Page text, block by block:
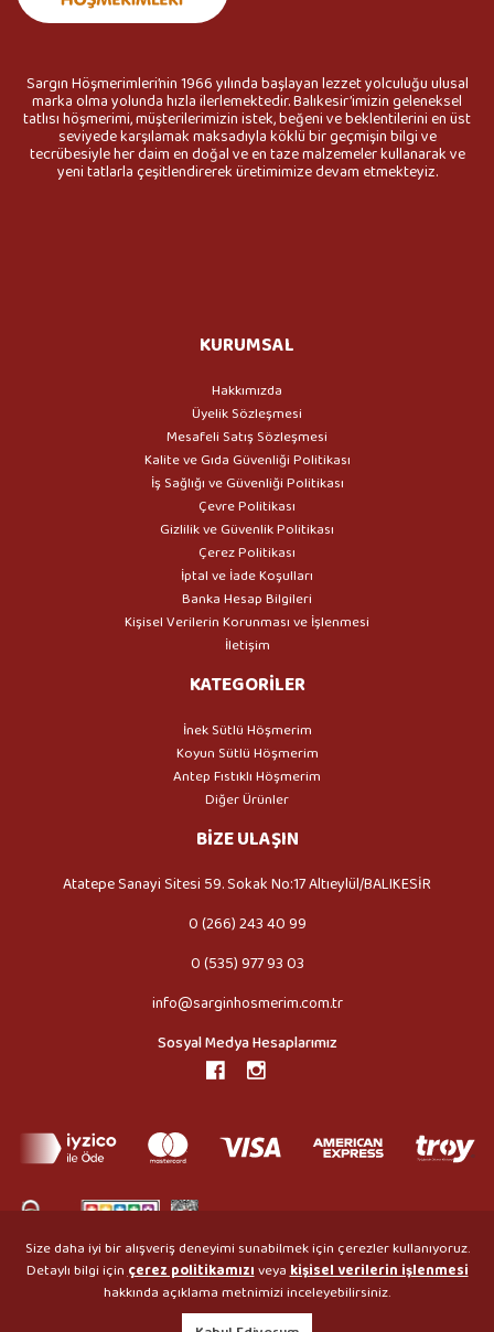
Sargın Höşmerimleri’nin 1966 yılında başlayan lezzet yolculuğu ulusal
marka olma yolunda hızla ilerlemektedir. Balıkesir’imizin geleneksel
tatlısı höşmerimi, müşterilerimizin istek, beğeni ve beklentilerini en üst
seviyede karşılamak maksadıyla köklü bir geçmişin bilgi ve
tecrübesiyle her daim en doğal ve en taze malzemeler kullanarak ve
yeni tatlarla çeşitlendirerek üretimimize devam etmekteyiz.
KURUMSAL
Hakkımızda
Üyelik Sözleşmesi
Mesafeli Satış Sözleşmesi
Kalite ve Gıda Güvenliği Politikası
İş Sağlığı ve Güvenliği Politikası
Çevre Politikası
Gizlilik ve Güvenlik Politikası
Çerez Politikası
İptal ve İade Koşulları
Banka Hesap Bilgileri
Kişisel Verilerin Korunması ve İşlenmesi
İletişim
KATEGORİLER
İnek Sütlü Höşmerim
Koyun Sütlü Höşmerim
Antep Fıstıklı Höşmerim
Diğer Ürünler
BİZE ULAŞIN
Atatepe Sanayi Sitesi 59. Sokak No:17 Altıeylül/BALIKESİR
0 (266) 243 40 99
0 (535) 977 93 03
info@sarginhosmerim.com.tr
Sosyal Medya Hesaplarımız
Size daha iyi bir alışveriş deneyimi sunabilmek için çerezler kullanıyoruz.
Detaylı bilgi içinçerez politikamızıveyakişisel verilerin işlenmesi
hakkında açıklama metnimizi inceleyebilirsiniz.